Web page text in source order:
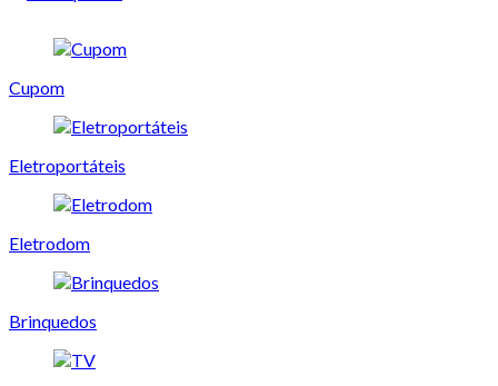
Cupom
Eletroportáteis
Eletrodom
Brinquedos